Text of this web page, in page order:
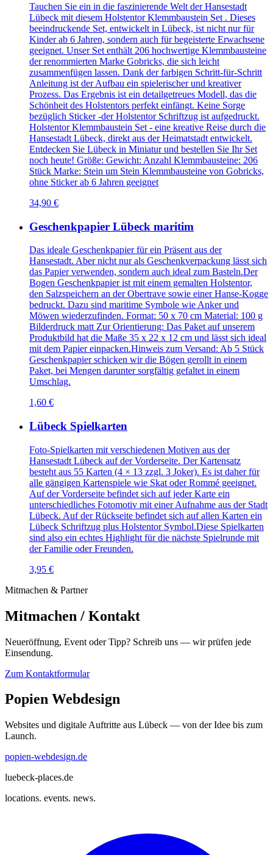
Tauchen Sie ein in die faszinierende Welt der Hansestadt
Lübeck mit diesem Holstentor Klemmbaustein Set . Dieses
beeindruckende Set, entwickelt in Lübeck, ist nicht nur für
Kinder ab 6 Jahren, sondern auch für begeisterte Erwachsene
geeignet. Unser Set enthält 206 hochwertige Klemmbausteine
der renommierten Marke Gobricks, die sich leicht
zusammenfügen lassen. Dank der farbigen Schritt-für-Schritt
Anleitung ist der Aufbau ein spielerischer und kreativer
Prozess. Das Ergebnis ist ein detailgetreues Modell, das die
Schönheit des Holstentors perfekt einfängt. Keine Sorge
bezüglich Sticker -der Holstentor Schriftzug ist aufgedruckt.
Holstentor Klemmbaustein Set - eine kreative Reise durch die
Hansestadt Lübeck, direkt aus der Heimatstadt entwickelt.
Entdecken Sie Lübeck in Miniatur und bestellen Sie Ihr Set
noch heute! Größe: Gewicht: Anzahl Klemmbausteine: 206
Stück Marke: Stein um Stein Klemmbausteine von Gobricks,
ohne Sticker ab 6 Jahren geeignet
34,90 €
Geschenkpapier Lübeck maritim
Das ideale Geschenkpapier für ein Präsent aus der
Hansestadt. Aber nicht nur als Geschenkverpackung lässt sich
das Papier verwenden, sondern auch ideal zum Basteln.Der
Bogen Geschenkpapier ist mit einem gemalten Holstentor,
den Salzspeichern an der Obertrave sowie einer Hanse-Kogge
bedruckt. Dazu sind maritime Symbole wie Anker und
Möwen wiederzufinden. Format: 50 x 70 cm Material: 100 g
Bilderdruck matt Zur Orientierung: Das Paket auf unserem
Produktbild hat die Maße 35 x 22 x 12 cm und lässt sich ideal
mit dem Papier einpacken.Hinweis zum Versand: Ab 5 Stück
Geschenkpapier schicken wir die Bögen gerollt in einem
Paket, bei Mengen darunter sorgfältig gefaltet in einem
Umschlag.
1,60 €
Lübeck Spielkarten
Foto-Spielkarten mit verschiedenen Motiven aus der
Hansestadt Lübeck auf der Vorderseite. Der Kartensatz
besteht aus 55 Karten (4 × 13 zzgl. 3 Joker). Es ist daher für
alle gängigen Kartenspiele wie Skat oder Rommé geeignet.
Auf der Vorderseite befindet sich auf jeder Karte ein
unterschiedliches Fotomotiv mit einer Aufnahme aus der Stadt
Lübeck. Auf der Rückseite befindet sich auf allen Karten ein
Lübeck Schriftzug plus Holstentor Symbol.Diese Spielkarten
sind also ein echtes Highlight für die nächste Spielrunde mit
der Familie oder Freunden.
3,95 €
Mitmachen & Partner
Mitmachen / Kontakt
Neueröffnung, Event oder Tipp? Schreib uns — wir prüfen jede
Einsendung.
Zum Kontaktformular
Popien Webdesign
Websites und digitale Auftritte aus Lübeck — von der Idee bis zum
Launch.
popien-webdesign.de
luebeck-places.de
locations. events. news.